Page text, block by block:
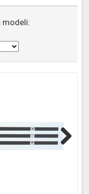
modeli:
Next